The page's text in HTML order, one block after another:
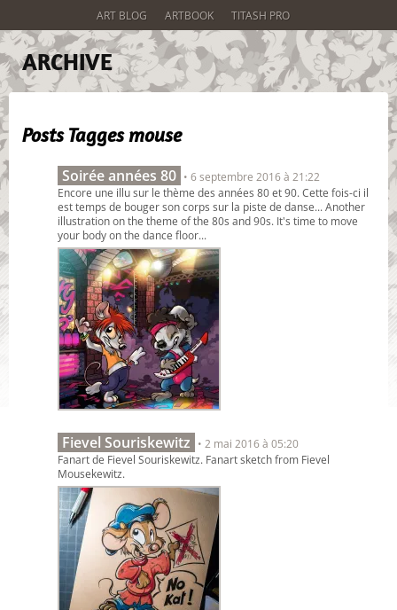
ART BLOG ARTBOOK TITASH PRO
ARCHIVE
Posts Taggesmouse
Soirée années 80 • 6 septembre 2016 à 21:22
Encore une illu sur le thème des années 80 et 90. Cette fois-ci il
est temps de bouger son corps sur la piste de danse... Another
illustration on the theme of the 80s and 90s. It's time to move
your body on the dance floor...
Fievel Souriskewitz
• 2 mai 2016 à 05:20
Fanart de Fievel Souriskewitz. Fanart sketch from Fievel
Mousekewitz.